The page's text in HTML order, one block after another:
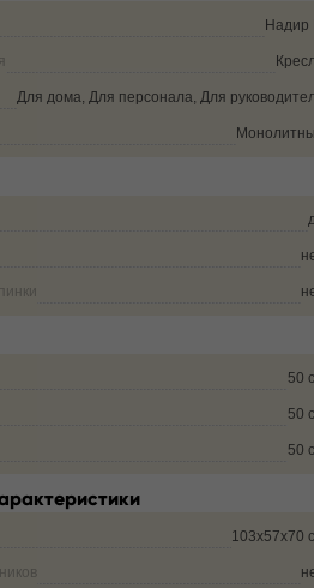
Надир
Для дома, Для персонала, Для
50
50
50
103х57х70